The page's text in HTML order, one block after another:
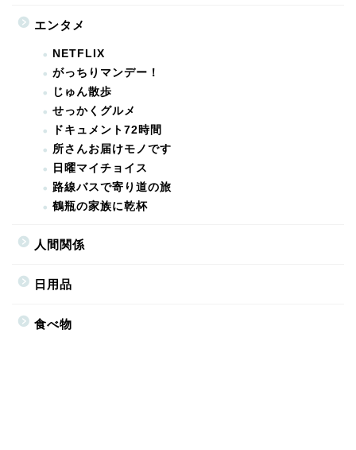
エンタメ
NETFLIX
がっちりマンデー！
じゅん散歩
せっかくグルメ
ドキュメント72時間
所さんお届けモノです
日曜マイチョイス
路線バスで寄り道の旅
鶴瓶の家族に乾杯
人間関係
日用品
食べ物